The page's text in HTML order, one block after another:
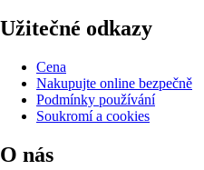
Užitečné odkazy
Cena
Nakupujte online bezpečně
Podmínky používání
Soukromí a cookies
O nás